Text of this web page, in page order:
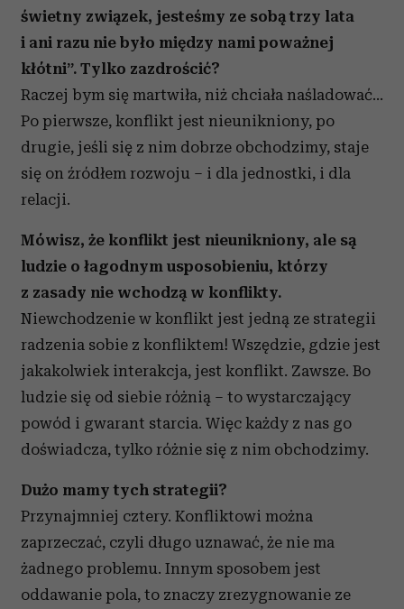
świetny związek, jesteśmy ze sobą trzy lata
i ani razu nie było między nami poważnej
kłótni”. Tylko zazdrościć?
Raczej bym się martwiła, niż chciała naśladować…
Po pierwsze, konflikt jest nieunikniony, po
drugie, jeśli się z nim dobrze obchodzimy, staje
się on źródłem rozwoju – i dla jednostki, i dla
relacji.
Mówisz, że konflikt jest nieunikniony, ale są
ludzie o łagodnym usposobieniu, którzy
z zasady nie wchodzą w konflikty.
Niewchodzenie w konflikt jest jedną ze strategii
radzenia sobie z konfliktem! Wszędzie, gdzie jest
jakakolwiek interakcja, jest konflikt. Zawsze. Bo
ludzie się od siebie różnią – to wystarczający
powód i gwarant starcia. Więc każdy z nas go
doświadcza, tylko różnie się z nim obchodzimy.
Dużo mamy tych strategii?
Przynajmniej cztery. Konfliktowi można
zaprzeczać, czyli długo uznawać, że nie ma
żadnego problemu. Innym sposobem jest
oddawanie pola, to znaczy zrezygnowanie ze